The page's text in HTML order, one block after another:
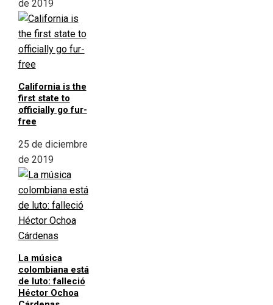
de 2019
California is the
first state to
officially go fur-
free
25 de diciembre
de 2019
La música
colombiana está
de luto: falleció
Héctor Ochoa